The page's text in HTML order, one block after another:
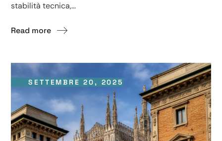
stabilità tecnica,...
Read more
SETTEMBRE 20, 2025